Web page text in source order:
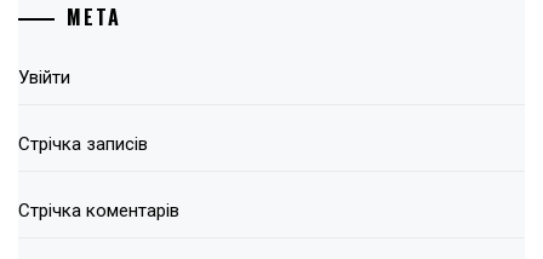
МЕТА
Увійти
Стрічка записів
Стрічка коментарів